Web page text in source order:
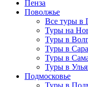
Пенза
Поволжье
Все туры в
Туры на
Туры в
Туры в
Туры в
Туры в
Подмосковье
Туры в